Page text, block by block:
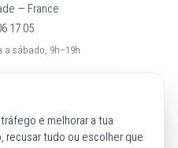
— France
17 05
a sábado, 9h–19h
NOS
e melhorar a tua
recusar tudo ou escolher que